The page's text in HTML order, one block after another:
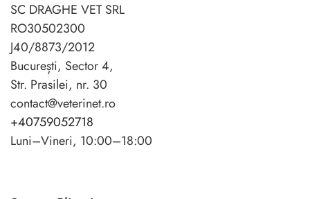
SC DRAGHE VET SRL
RO30502300
J40/8873/2012
București, Sector 4,
Str. Prasilei, nr. 30
contact@veterinet.ro
+40759052718
Luni–Vineri, 10:00–18:00